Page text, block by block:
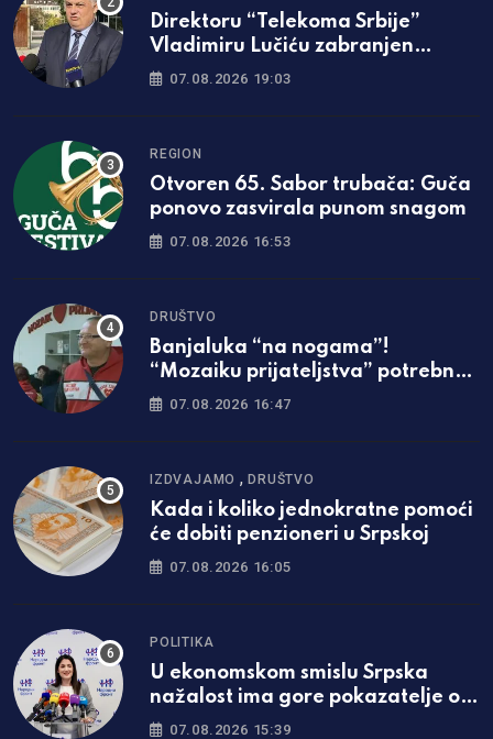
Direktoru “Telekoma Srbije”
Vladimiru Lučiću zabranjen
ulazak na Kosmet
07.08.2026 19:03
REGION
Otvoren 65. Sabor trubača: Guča
ponovo zasvirala punom snagom
07.08.2026 16:53
DRUŠTVO
Banjaluka “na nogama”!
“Mozaiku prijateljstva” potrebna
parcela za gradnju javne kuhinje
07.08.2026 16:47
IZDVAJAMO ,DRUŠTVO
Kada i koliko jednokratne pomoći
će dobiti penzioneri u Srpskoj
07.08.2026 16:05
POLITIKA
U ekonomskom smislu Srpska
nažalost ima gore pokazatelje od
Federacije
07.08.2026 15:39